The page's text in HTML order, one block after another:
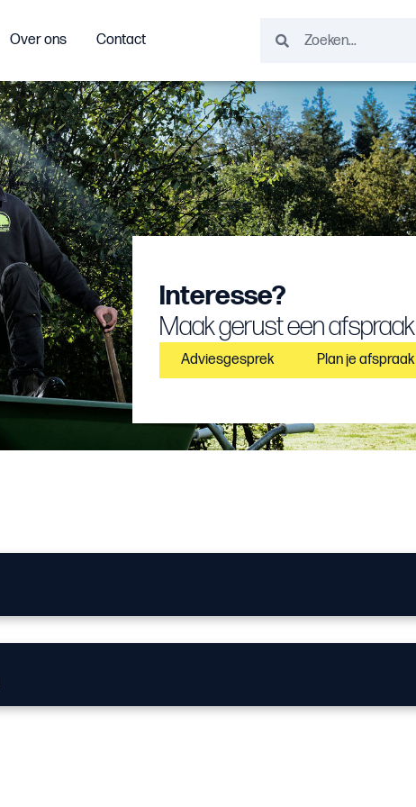
Over ons Contact
Interesse?
Maak gerust een afspraak
Adviesgesprek Plan je afspraak